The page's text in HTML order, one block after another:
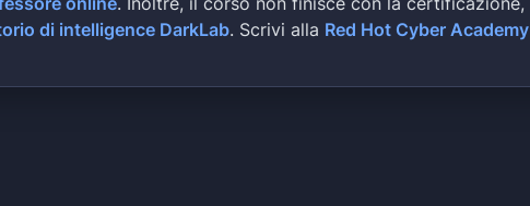
di intelligence DarkLab. Scrivi alla Red Hot Cyber Academy